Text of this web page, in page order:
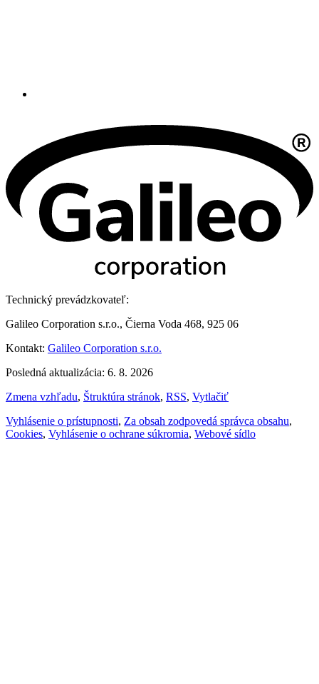
Technický prevádzkovateľ:
Galileo Corporation s.r.o., Čierna Voda 468, 925 06
Kontakt: Galileo Corporation s.r.o.
Posledná aktualizácia: 6. 8. 2026
Zmena vzhľadu, Štruktúra stránok, RSS, Vytlačiť
Vyhlásenie o prístupnosti, Za obsah zodpovedá správca obsahu,
Cookies, Vyhlásenie o ochrane súkromia, Webové sídlo